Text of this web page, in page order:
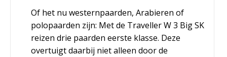
Of het nu westernpaarden, Arabieren of
polopaarden zijn: Met de Traveller W 3 Big SK
reizen drie paarden eerste klasse. Deze
overtuigt daarbij niet alleen door de